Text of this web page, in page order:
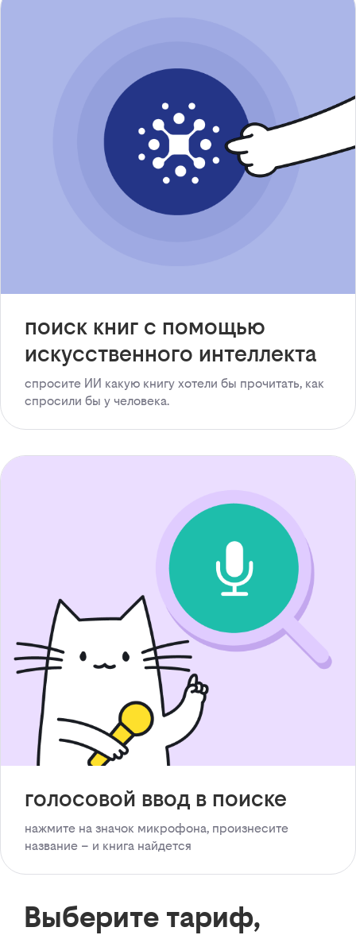
поиск книг с помощью
искусственного интеллекта
спросите ИИ какую книгу хотели бы прочитать, как
спросили бы у человека.
голосовой ввод в поиске
нажмите на значок микрофона, произнесите
название – и книга найдется
Выберите тариф,